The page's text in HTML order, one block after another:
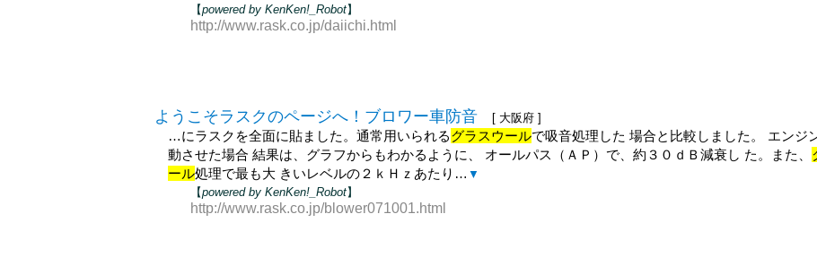
【powered by KenKen!_Robot】
http://www.rask.co.jp/daiichi.html
ようこそラスクのページへ！ブロワー車防音 [ 大阪府 ]
…にラスクを全面に貼ました。通常用いられるグラスウールで吸音処理した 場合と比較しました。 エンジ
動させた場合 結果は、グラフからもわかるように、 オールパス（ＡＰ）で、約３０ｄＢ減衰し た。また、
ール処理で最も大 きいレベルの２ｋＨｚあたり… ▼
【powered by KenKen!_Robot】
http://www.rask.co.jp/blower071001.html